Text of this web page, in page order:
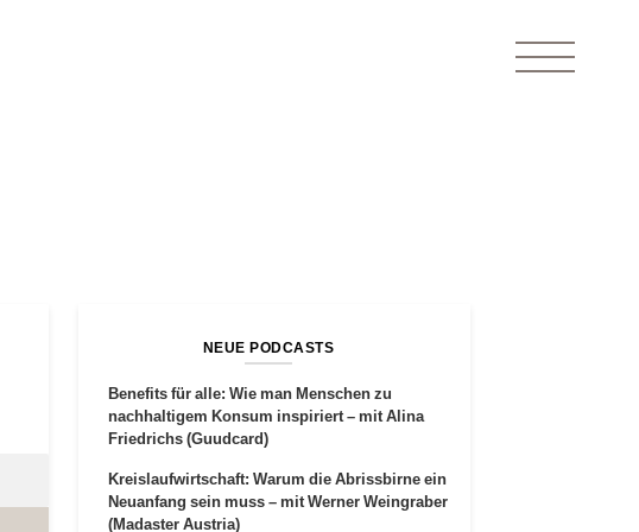
NEUE PODCASTS
Benefits für alle: Wie man Menschen zu
nachhaltigem Konsum inspiriert – mit Alina
Friedrichs (Guudcard)
Kreislaufwirtschaft: Warum die Abrissbirne ein
Neuanfang sein muss – mit Werner Weingraber
(Madaster Austria)